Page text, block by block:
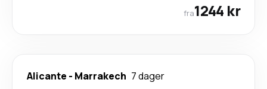
fra1244 kr
Alicante - Marrakech 7 dager